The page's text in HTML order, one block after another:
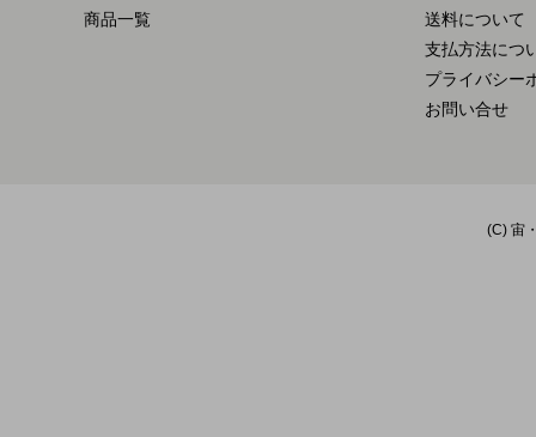
商品一覧
送料について
支払方法につ
プライバシー
お問い合せ
(C) 宙